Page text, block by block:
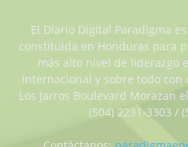
El Diario Digital Paradigma
constituida en Honduras para
más alto nivel de liderazgo
internacional y sobre todo con
Los Jarros Boulevard Morazan
(504) 2231-3303 /